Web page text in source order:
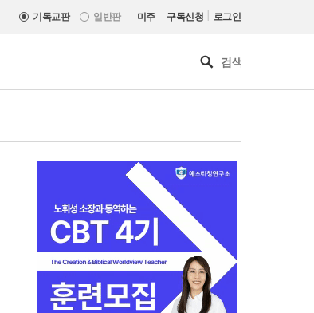
기독교판 일반판 미주 구독신청 | 로그인